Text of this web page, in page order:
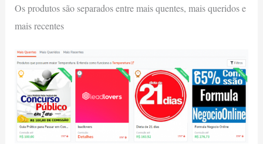
Os produtos são separados entre mais quentes, mais queridos e
mais recentes